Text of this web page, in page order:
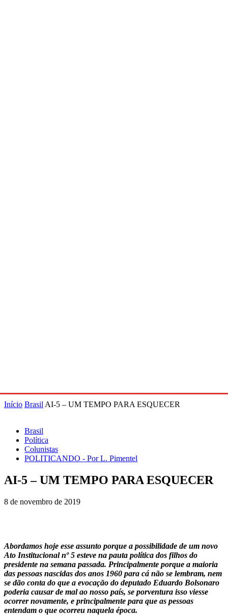
Início Brasil AI-5 – UM TEMPO PARA ESQUECER
Brasil
Política
Colunistas
POLITICANDO - Por L. Pimentel
AI-5 – UM TEMPO PARA ESQUECER
8 de novembro de 2019
Abordamos hoje esse assunto porque a possibilidade de um novo
Ato Institucional nº 5 esteve na pauta política dos filhos do
presidente na semana passada. Principalmente porque a maioria
das pessoas nascidas dos anos 1960 para cá não se lembram, nem
se dão conta do que a evocação do deputado Eduardo Bolsonaro
poderia causar de mal ao nosso país, se porventura isso viesse
ocorrer novamente, e principalmente para que as pessoas
entendam o que ocorreu naquela época.